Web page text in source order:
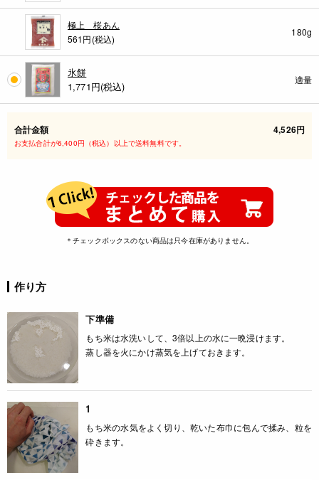
極上 桜あん
561円(税込)
180g
氷餅
1,771円(税込)
適量
合計金額 4,526円
お支払合計が6,400円（税込）以上で送料無料です。
＊チェックボックスのない商品は只今在庫がありません。
作り方
下準備
もち米は水洗いして、3倍以上の水に一晩浸けます。
蒸し器を火にかけ蒸気を上げておきます。
1
もち米の水気をよく切り、乾いた布巾に包んで揉み、粒を
砕きます。